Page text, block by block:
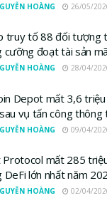
HOÀNG 26/05/
truy tố 88 đối tượng
cưỡng đoạt tài sản
HOÀNG 28/04/
Depot mất 3,6 triệu
vụ tấn công thông
HOÀNG 09/04/
Protocol mất 285
DeFi lớn nhất năm
HOÀNG 02/04/